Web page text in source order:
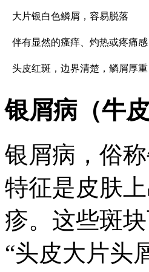
大片银白色鳞屑，容易脱落
伴有显然的瘙痒、灼热或疼痛感
头皮红斑，边界清楚，鳞屑厚重
银屑病（牛
银屑病，俗
特征是皮肤
疹。这些斑
“头皮大片头